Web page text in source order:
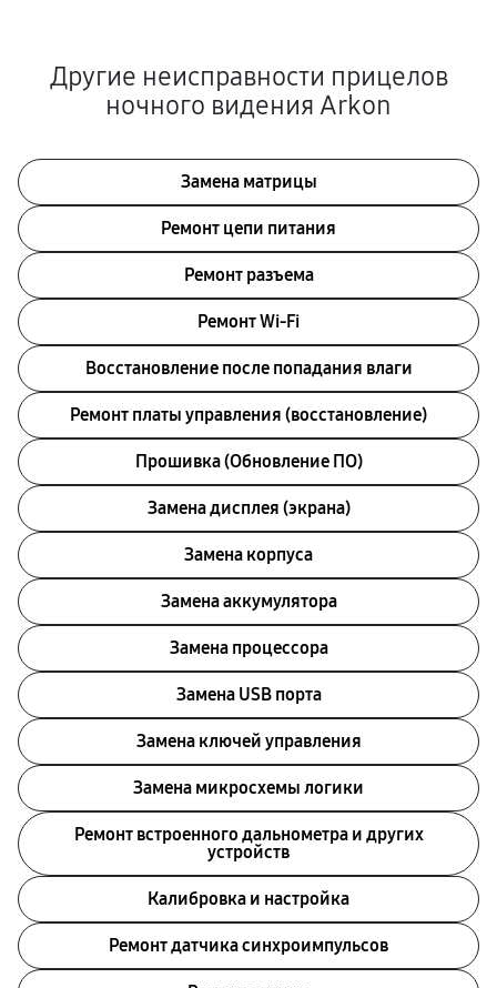
Другие неисправности прицелов
ночного видения Arkon
Замена матрицы
Ремонт цепи питания
Ремонт разъема
Ремонт Wi-Fi
Восстановление после попадания влаги
Ремонт платы управления (восстановление)
Прошивка (Обновление ПО)
Замена дисплея (экрана)
Замена корпуса
Замена аккумулятора
Замена процессора
Замена USB порта
Замена ключей управления
Замена микросхемы логики
Ремонт встроенного дальнометра и других
устройств
Калибровка и настройка
Ремонт датчика синхроимпульсов